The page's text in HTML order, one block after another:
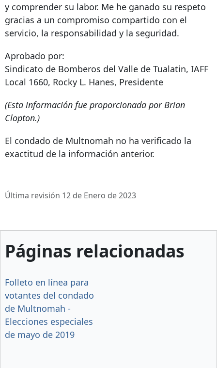
y comprender su labor. Me he ganado su respeto
gracias a un compromiso compartido con el
servicio, la responsabilidad y la seguridad.
Aprobado por:
Sindicato de Bomberos del Valle de Tualatin, IAFF
Local 1660, Rocky L. Hanes, Presidente
(Esta información fue proporcionada por Brian
Clopton.)
El condado de Multnomah no ha verificado la
exactitud de la información anterior.
Última revisión 12 de Enero de 2023
Páginas relacionadas
Folleto en línea para
votantes del condado
de Multnomah -
Elecciones especiales
de mayo de 2019